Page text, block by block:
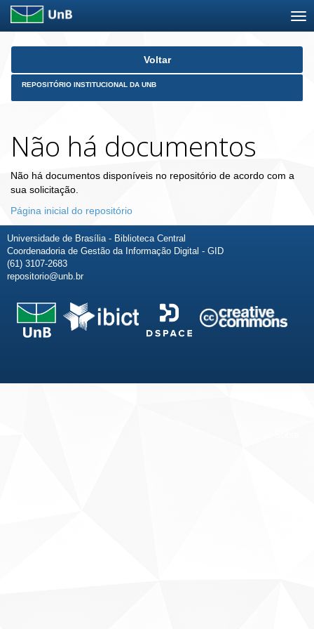
Skip
Voltar
REPOSITÓRIO INSTITUCIONAL DA UNB
Não há documentos
Não há documentos disponíveis no repositório de acordo com a
sua solicitação.
Página inicial do repositório
Universidade de Brasília - Biblioteca Central
Coordenadoria de Gestão da Informação Digital - GID
(61) 3107-2683
repositorio@unb.br